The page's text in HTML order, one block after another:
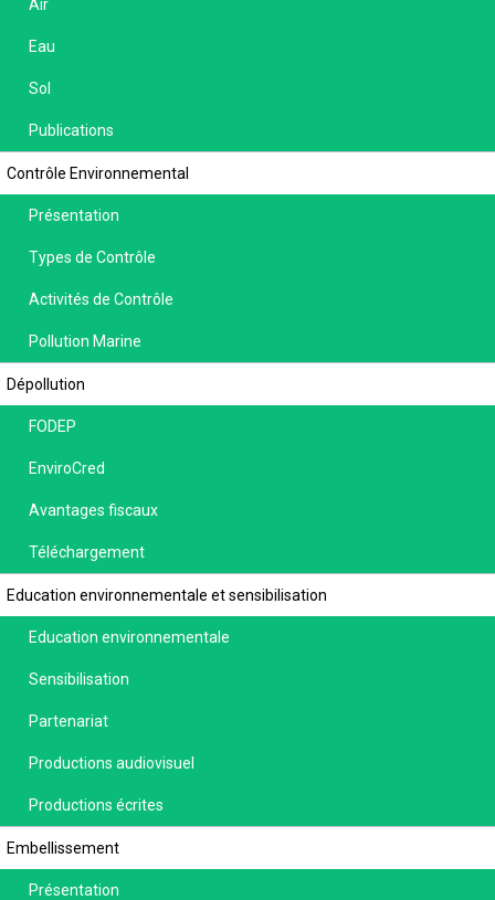
Air
Eau
Sol
Publications
Contrôle Environnemental
Présentation
Types de Contrôle
Activités de Contrôle
Pollution Marine
Dépollution
FODEP
EnviroCred
Avantages fiscaux
Téléchargement
Education environnementale et sensibilisation
Education environnementale
Sensibilisation
Partenariat
Productions audiovisuel
Productions écrites
Embellissement
Présentation